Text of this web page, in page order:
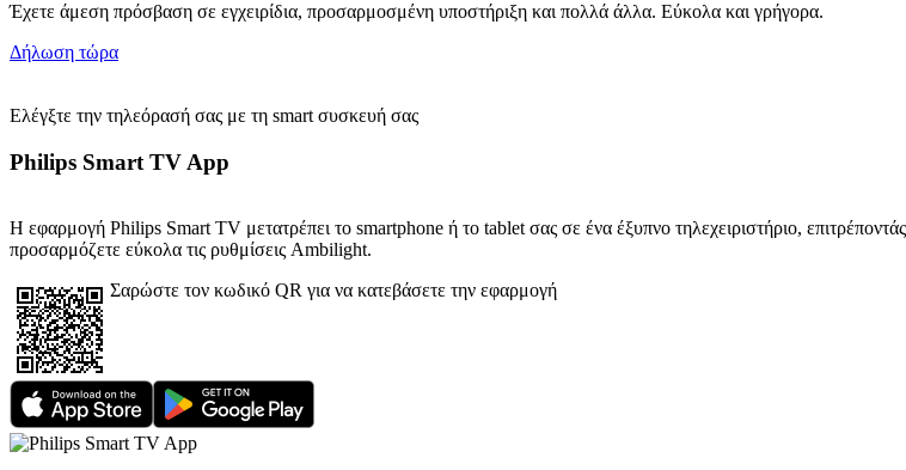
Έχετε άμεση πρόσβαση σε εγχειρίδια, προσαρμοσμένη υποστήριξη και πολλά άλλα. Εύκολα και γρήγορα.
Δήλωση τώρα
Ελέγξτε την τηλεόρασή σας με τη smart συσκευή σας
Philips Smart TV App
Η εφαρμογή Philips Smart TV μετατρέπει το smartphone ή το tablet σας σε ένα έξυπνο τηλεχειριστήριο,
προσαρμόζετε εύκολα τις ρυθμίσεις Ambilight.
Σαρώστε τον κωδικό QR για να κατεβάσετε την εφαρμογή